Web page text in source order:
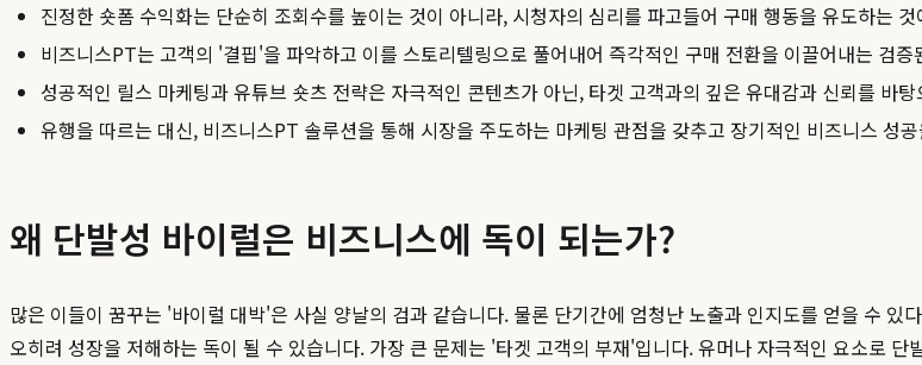
진정한 숏폼 수익화는 단순히 조회수를 높이는 것이 아니라, 시청자의 심리를 파고들어 구매 행동을 유도하는
비즈니스PT는 고객의 '결핍'을 파악하고 이를 스토리텔링으로 풀어내어 즉각적인 구매 전환을 이끌어내는 검증
성공적인 릴스 마케팅과 유튜브 숏츠 전략은 자극적인 콘텐츠가 아닌, 타겟 고객과의 깊은 유대감과 신뢰를 바
유행을 따르는 대신, 비즈니스PT 솔루션을 통해 시장을 주도하는 마케팅 관점을 갖추고 장기적인 비즈니스 성
왜 단발성 바이럴은 비즈니스에 독이 되는가?
많은 이들이 꿈꾸는 '바이럴 대박'은 사실 양날의 검과 같습니다. 물론 단기간에 엄청난 노출과 인지도를 얻을 수
오히려 성장을 저해하는 독이 될 수 있습니다. 가장 큰 문제는 '타겟 고객의 부재'입니다. 유머나 자극적인 요소로